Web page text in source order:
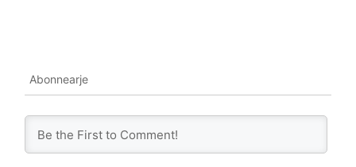
Abonnearje